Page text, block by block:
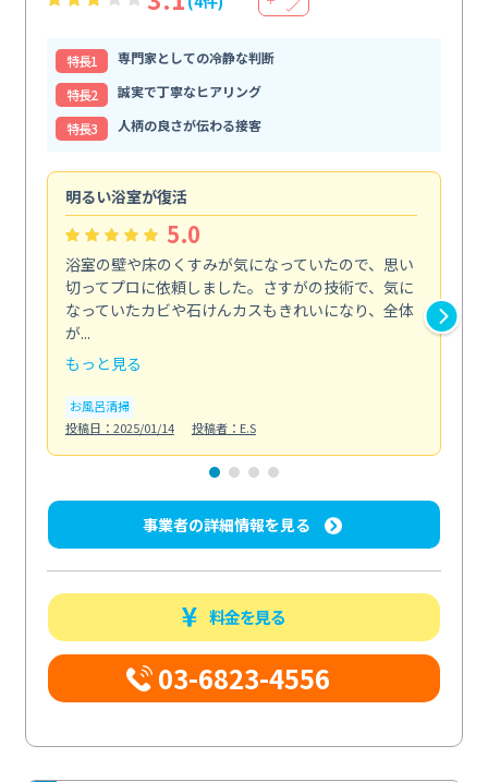
特⻑1
専門家としての冷静な判断
特⻑2
誠実で丁寧なヒアリング
特⻑3
人柄の良さが伝わる接客
明るい浴室が復活
5.0
浴室の壁や床のくすみが気になっていたので、思い
切ってプロに依頼しました。さすがの技術で、気に
なっていたカビや石けんカスもきれいになり、全体
が...
もっと見る
お風呂清掃
投稿日：2025/01/14
投稿者：E.S
事業者の詳細情報を見る
料金を見る
03-6823-4556